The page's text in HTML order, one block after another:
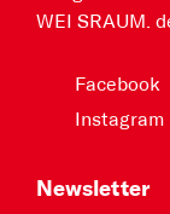
WEI SRAUM.
Facebook
Instagram
Newsletter